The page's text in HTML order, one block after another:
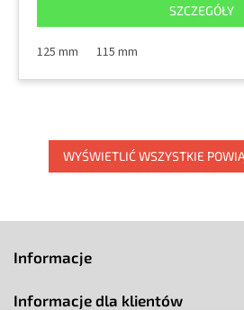
SZCZEGÓŁY
125 mm 115 mm
WYŚWIETLIĆ WSZYSTKIE
Informacje
Informacje dla klientów